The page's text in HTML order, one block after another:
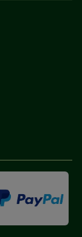
Nutzung
wir
können,
für Sie
hierfür